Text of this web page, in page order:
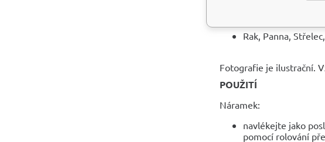
Rak, Panna,
Fotografie je ilustrační.
POUŽITÍ
Náramek:
navlékejte jako
pomocí rolování